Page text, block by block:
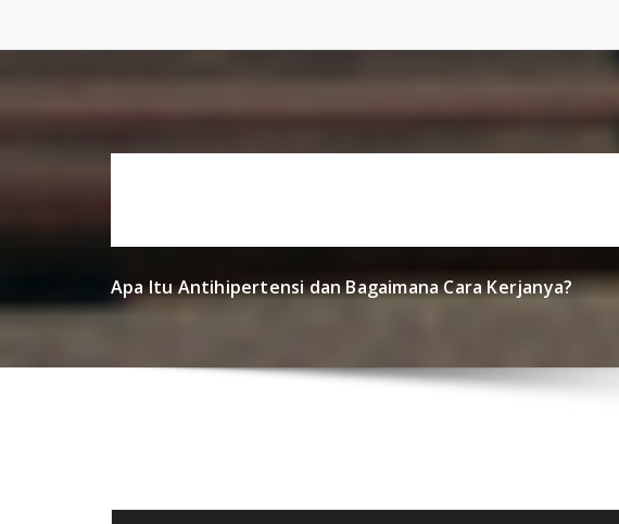
content
Apa Itu Antihipertensi dan Bagaimana Cara Kerjanya?